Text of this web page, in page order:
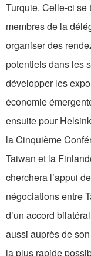
Turquie. Celle-ci se
membres de la
organiser des
potentiels dans les
développer les
économie
ensuite pour
la Cinquième
Taiwan et la
cherchera l’appui
négociations entre
d’un accord
aussi auprès de
la plus rapide